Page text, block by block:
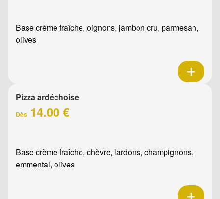
Base crème fraîche, oignons, jambon cru, parmesan,
olives
Pizza ardéchoise
Dès 14.00 €
Base crème fraîche, chèvre, lardons, champignons,
emmental, olives